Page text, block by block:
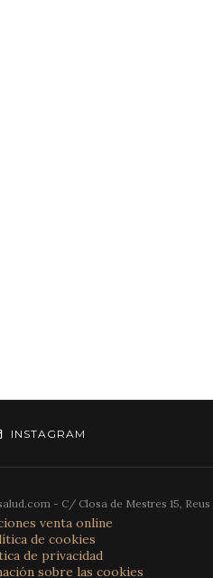
INSTAGRAM
- C/ Closa de Mestres 15, Reus
venta online
de cookies
de privacidad
sobre las cookies